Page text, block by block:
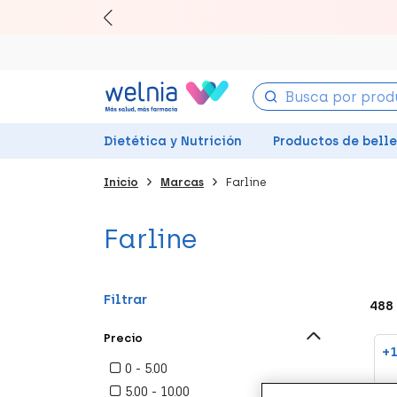
Canjea
Dietética y Nutrición Productos de
Inicio Marcas Farline
Farline
Filtrar
Precio
0 - 5.00
Refine By Precio: 0 - 5.00
5.00 - 10.00